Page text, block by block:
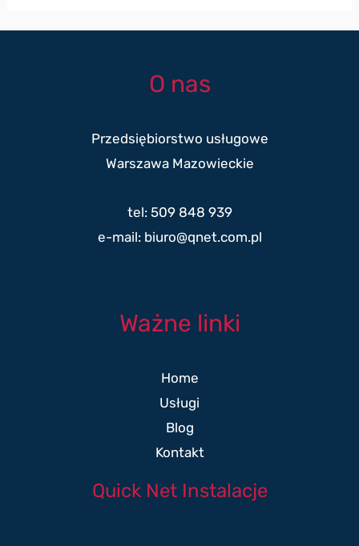
O nas
Przedsiębiorstwo usługowe
Warszawa Mazowieckie
tel: 509 848 939
e-mail: biuro@qnet.com.pl
Ważne linki
Home
Usługi
Blog
Kontakt
Quick Net Instalacje